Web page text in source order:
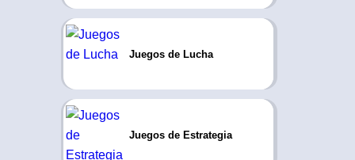
Juegos de Lucha
Juegos de Estrategia